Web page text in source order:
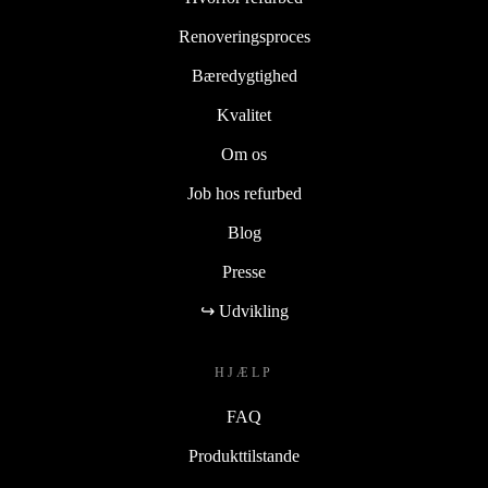
Renoveringsproces
Bæredygtighed
Kvalitet
Om os
Job hos refurbed
Blog
Presse
↪ Udvikling
HJÆLP
FAQ
Produkttilstande